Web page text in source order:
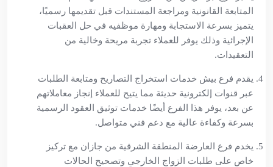
المتابعة القانونية ومراجعة المستندات قبل تقديمها رسميًا،
يتميز بسرعة الاستجابة ومهارة موظفيه في حل العقبات
الإجرائية وذلك يوفر للعملاء تجربة مريحة وخالية من
التعقيدات.
يقدم فرع بيش خدمات استخراج التصاريح ومتابعة الطلبات
عبر قنوات إلكترونية حديثة مما يتيح للعملاء إنجاز معاملاتهم
عن بعد، يوفر هذا الفرع أيضًا خدمات توثيق العقود الرسمية
بسرعة وكفاءة عالية مع دعم فني متواصل.
يخدم فرع العارضة المنطقة الشرقية من جازان مع تركيز
خاص على طلبات الزواج الخارجي وتصحيح الحالات